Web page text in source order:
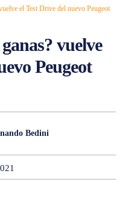
el Test Drive del nuevo Peugeot
vuelve
Peugeot
Bedini